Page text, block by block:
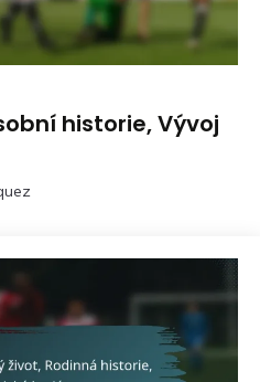
historie, Vývoj